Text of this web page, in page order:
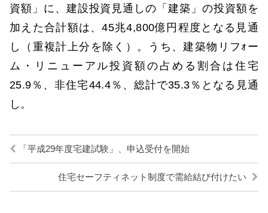
資額」に、建設投資見通しの「建築」の投資額を
加えた合計額は、45兆4,800億円程度となる見通
し（重複計上分を除く）。うち、建築物リフｫー
ム・リニューアル投資額の占める割合は住宅
25.9％、非住宅44.4％、総計で35.3％となる見通
し。
「平成29年度宅建試験」、申込受付を開始
住宅セーフティネット制度で需給結び付けたい